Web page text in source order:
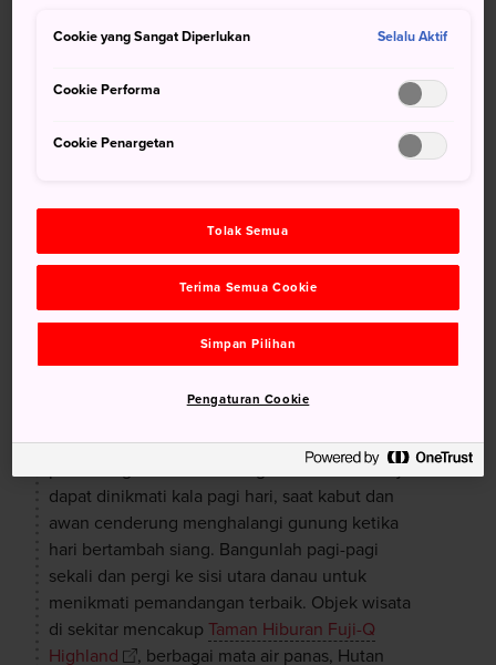
Danau Kawaguchi
The reflective waters of Lake Kawaguchi
seraya menjelajahi tempat-tempat di sekitarnya
pada siang hari. Pemandangan terbaik Gn. Fuji
dapat dinikmati kala pagi hari, saat kabut dan
awan cenderung menghalangi gunung ketika
hari bertambah siang. Bangunlah pagi-pagi
sekali dan pergi ke sisi utara danau untuk
menikmati pemandangan terbaik. Objek wisata
di sekitar mencakup Taman Hiburan Fuji-Q
Highland
, berbagai mata air panas, Hutan
Cookie yang Sangat Diperlukan Selalu Aktif
Cookie Performa
Cookie Penargetan
Tolak Semua
Terima Semua Cookie
Simpan Pilihan
Pengaturan Cookie